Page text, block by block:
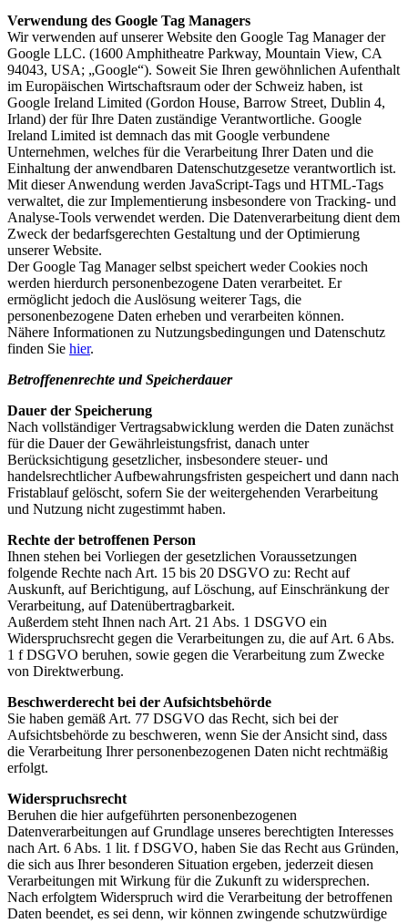
Verwendung des Google Tag Managers
Wir verwenden auf unserer Website den Google Tag Manager der
Google LLC. (1600 Amphitheatre Parkway, Mountain View, CA
94043, USA; „Google“). Soweit Sie Ihren gewöhnlichen Aufenthalt
im Europäischen Wirtschaftsraum oder der Schweiz haben, ist
Google Ireland Limited (Gordon House, Barrow Street, Dublin 4,
Irland) der für Ihre Daten zuständige Verantwortliche. Google
Ireland Limited ist demnach das mit Google verbundene
Unternehmen, welches für die Verarbeitung Ihrer Daten und die
Einhaltung der anwendbaren Datenschutzgesetze verantwortlich ist.
Mit dieser Anwendung werden JavaScript-Tags und HTML-Tags
verwaltet, die zur Implementierung insbesondere von Tracking- und
Analyse-Tools verwendet werden. Die Datenverarbeitung dient dem
Zweck der bedarfsgerechten Gestaltung und der Optimierung
unserer Website.
Der Google Tag Manager selbst speichert weder Cookies noch
werden hierdurch personenbezogene Daten verarbeitet. Er
ermöglicht jedoch die Auslösung weiterer Tags, die
personenbezogene Daten erheben und verarbeiten können.
Nähere Informationen zu Nutzungsbedingungen und Datenschutz
finden Sie hier.
Betroffenenrechte und Speicherdauer
Dauer der Speicherung
Nach vollständiger Vertragsabwicklung werden die Daten zunächst
für die Dauer der Gewährleistungsfrist, danach unter
Berücksichtigung gesetzlicher, insbesondere steuer- und
handelsrechtlicher Aufbewahrungsfristen gespeichert und dann nach
Fristablauf gelöscht, sofern Sie der weitergehenden Verarbeitung
und Nutzung nicht zugestimmt haben.
Rechte der betroffenen Person
Ihnen stehen bei Vorliegen der gesetzlichen Voraussetzungen
folgende Rechte nach Art. 15 bis 20 DSGVO zu: Recht auf
Auskunft, auf Berichtigung, auf Löschung, auf Einschränkung der
Verarbeitung, auf Datenübertragbarkeit.
Außerdem steht Ihnen nach Art. 21 Abs. 1 DSGVO ein
Widerspruchsrecht gegen die Verarbeitungen zu, die auf Art. 6 Abs.
1 f DSGVO beruhen, sowie gegen die Verarbeitung zum Zwecke
von Direktwerbung.
Beschwerderecht bei der Aufsichtsbehörde
Sie haben gemäß Art. 77 DSGVO das Recht, sich bei der
Aufsichtsbehörde zu beschweren, wenn Sie der Ansicht sind, dass
die Verarbeitung Ihrer personenbezogenen Daten nicht rechtmäßig
erfolgt.
Widerspruchsrecht
Beruhen die hier aufgeführten personenbezogenen
Datenverarbeitungen auf Grundlage unseres berechtigten Interesses
nach Art. 6 Abs. 1 lit. f DSGVO, haben Sie das Recht aus Gründen,
die sich aus Ihrer besonderen Situation ergeben, jederzeit diesen
Verarbeitungen mit Wirkung für die Zukunft zu widersprechen.
Nach erfolgtem Widerspruch wird die Verarbeitung der betroffenen
Daten beendet, es sei denn, wir können zwingende schutzwürdige